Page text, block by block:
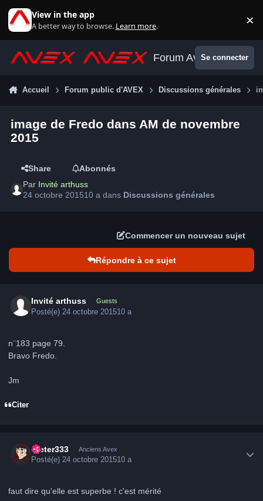
View in the app
A better way to browse. Learn more. ×
Forum AvexSe connecter
Accueil Forum public d'AVEX Discussions générales
image de Fredo dans AM de novembre
2015
Share
Abonnés
Par Invité arthuss
24 octobre 201510 a dans Discussions générales
Commencer un nouveau sujet
Répondre à ce sujet
Invité arthuss Guests
Posté(e) 24 octobre 201510 a
n¨183 page 79.
Bravo Fredo.
Jm
Citer
Dieter333 Anciens Avex
Posté(e)24 octobre 201510 a
faut dire qu'elle est superbe ! c'est mérité